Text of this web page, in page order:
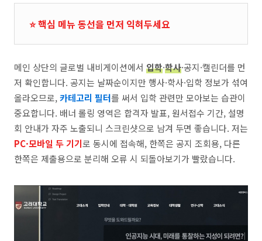
⭐ 핵심 메뉴 동선을 먼저 익혀두세요
메인 상단의 글로벌 내비게이션에서 입학·학사·공지·캘린더를 먼
저 확인합니다. 공지는 날짜순이지만 행사·학사·입학 정보가 섞여
올라오므로,카테고리 필터를 써서 입학 관련만 모아보는 습관이
중요합니다. 배너 롤링 영역은 합격자 발표, 원서접수 기간, 설명
회 안내가 자주 노출되니 스크린샷으로 남겨 두면 좋습니다. 저는
PC·모바일 두 기기로 동시에 접속해, 한쪽은 공지 조회용, 다른
한쪽은 제출용으로 분리해 오류 시 되돌아보기가 빨랐습니다.